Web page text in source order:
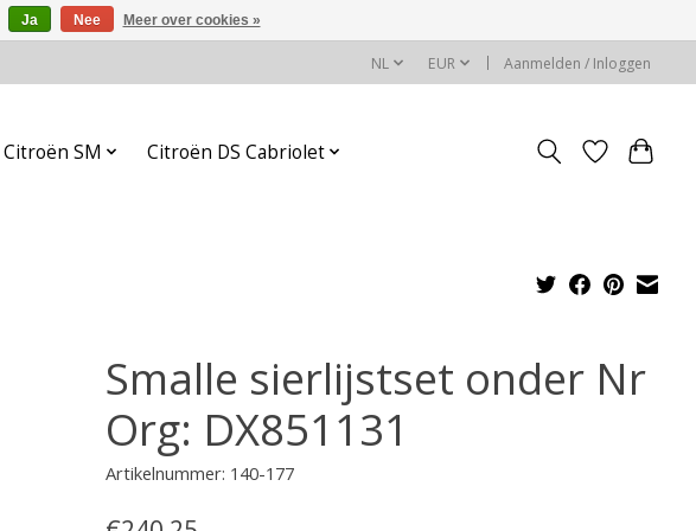
NL EUR Aanmelden / Inloggen
Citroën SM Citroën DS Cabriolet
Smalle sierlijstset onder Nr
Org: DX851131
Artikelnummer: 140-177
Ja Nee Meer over cookies »